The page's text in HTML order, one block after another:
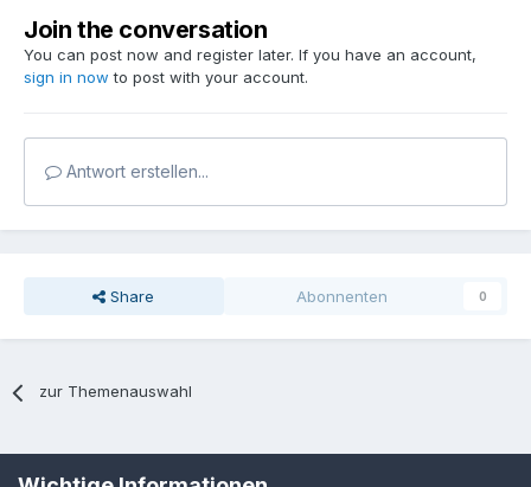
Join the conversation
You can post now and register later. If you have an account,
sign in now to post with your account.
Antwort erstellen...
Share Abonnenten 0
zur Themenauswahl